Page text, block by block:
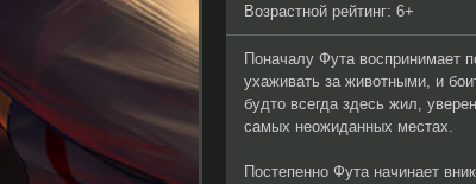
Возрастной рейтинг: 6+
Поначалу Фута воспринимает
ухаживать за животными, и
будто всегда здесь жил,
самых неожиданных местах.
Постепенно Фута начинает